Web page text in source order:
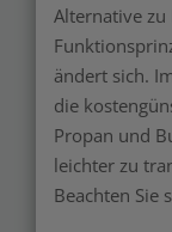
Alternative zu
ändert sich.
die
Propan und
leichter zu
Beachten Sie